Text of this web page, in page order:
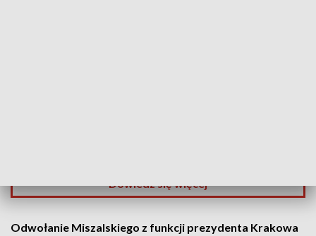
Dowiedz się więcej
Odwołanie Miszalskiego z funkcji prezydenta Krakowa